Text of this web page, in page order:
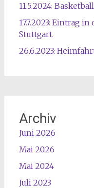
11.5.2024:
17.7.2023: Eintrag
Stuttgart.
26.6.2023:
Archiv
Juni 2026
Mai 2026
Mai 2024
Juli 2023